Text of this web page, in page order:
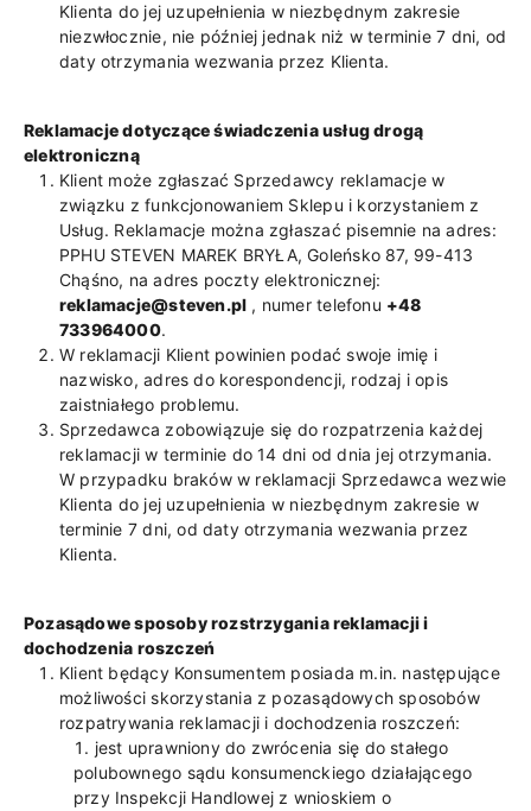
Klienta do jej uzupełnienia w niezbędnym zakresie
niezwłocznie, nie później jednak niż w terminie 7 dni, od
daty otrzymania wezwania przez Klienta.
Reklamacje dotyczące świadczenia usług drogą
elektroniczną
Klient może zgłaszać Sprzedawcy reklamacje w
związku z funkcjonowaniem Sklepu i korzystaniem z
Usług. Reklamacje można zgłaszać pisemnie na adres:
PPHU STEVEN MAREK BRYŁA, Goleńsko 87, 99-413
Chąśno, na adres poczty elektronicznej:
reklamacje@steven.pl , numer telefonu +48
733964000.
W reklamacji Klient powinien podać swoje imię i
nazwisko, adres do korespondencji, rodzaj i opis
zaistniałego problemu.
Sprzedawca zobowiązuje się do rozpatrzenia każdej
reklamacji w terminie do 14 dni od dnia jej otrzymania.
W przypadku braków w reklamacji Sprzedawca wezwie
Klienta do jej uzupełnienia w niezbędnym zakresie w
terminie 7 dni, od daty otrzymania wezwania przez
Klienta.
Pozasądowe sposoby rozstrzygania reklamacji i
dochodzenia roszczeń
Klient będący Konsumentem posiada m.in. następujące
możliwości skorzystania z pozasądowych sposobów
rozpatrywania reklamacji i dochodzenia roszczeń:
jest uprawniony do zwrócenia się do stałego
polubownego sądu konsumenckiego działającego
przy Inspekcji Handlowej z wnioskiem o